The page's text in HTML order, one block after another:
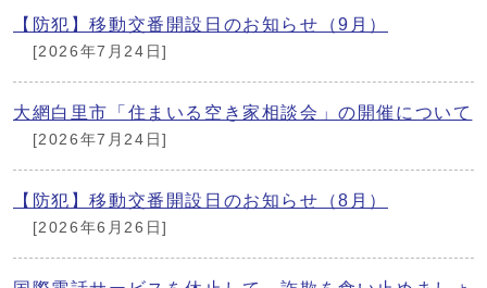
【防犯】移動交番開設日のお知らせ（9月）
[2026年7月24日]
大網白里市「住まいる空き家相談会」の開催について
[2026年7月24日]
【防犯】移動交番開設日のお知らせ（8月）
[2026年6月26日]